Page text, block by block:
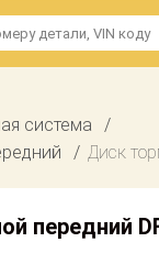
система
Диск
передний